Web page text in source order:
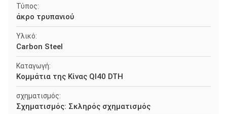
Τύπος:
άκρο τρυπανιού
Υλικό:
Carbon Steel
Καταγωγή:
Κομμάτια της Κίνας Ql40 DTH
σχηματισμός:
Σχηματισμός: Σκληρός σχηματισμός